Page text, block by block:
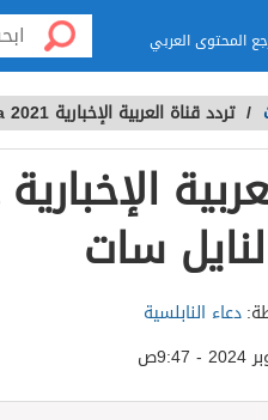
المحتوى العربي
/ تردد قناة العربية الإخبارية alarabiya 2021 على النايل سات
دعاء النابلسية